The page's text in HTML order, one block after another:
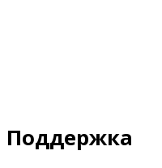
Поддержка